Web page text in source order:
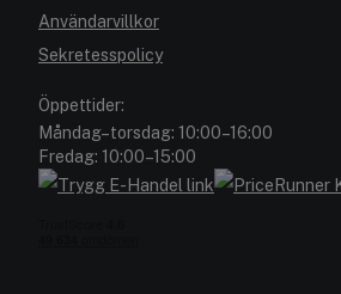
Användarvillkor
Sekretesspolicy
Öppettider:
Måndag–torsdag: 10:00–16:00
Fredag: 10:00–15:00